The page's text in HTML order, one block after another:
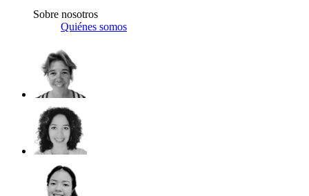
Sobre nosotros
Quiénes somos